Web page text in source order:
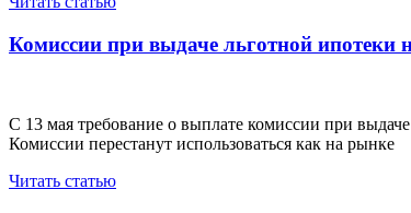
Комиссии при выдаче льготной ипотеки
С 13 мая требование о выплате комиссии при
Комиссии перестанут использоваться как на рынке
Читать статью